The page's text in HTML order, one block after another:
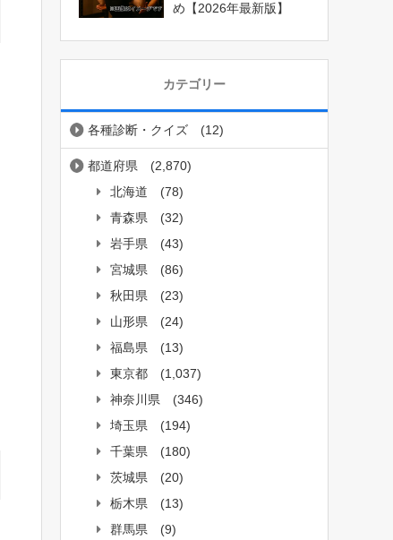
め【2026年最新版】
カテゴリー
各種診断・クイズ (12)
都道府県
(2,870)
北海道
(78)
青森県
(32)
岩手県
(43)
宮城県
(86)
秋田県
(23)
山形県
(24)
福島県
(13)
東京都
(1,037)
神奈川県
(346)
埼玉県
(194)
千葉県
(180)
茨城県
(20)
栃木県
(13)
群馬県
(9)